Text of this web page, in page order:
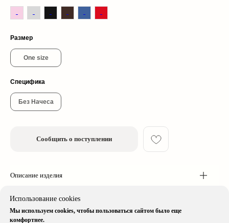
Использование cookies
Мы используем cookies, чтобы пользоваться сайтом было еще
комфортнее.
Размер
One size
Специфика
Без Начеса
Сообщить о поступлении
Описание изделия
Доставка & Оплата
Специфика изделия
* Instagram принадлежит компании Meta, признанной экстремистской
организацией и запрещенной в РФ